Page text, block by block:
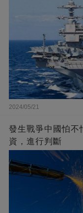
2024/05/21
發生戰爭中國怕不
資，進行判斷